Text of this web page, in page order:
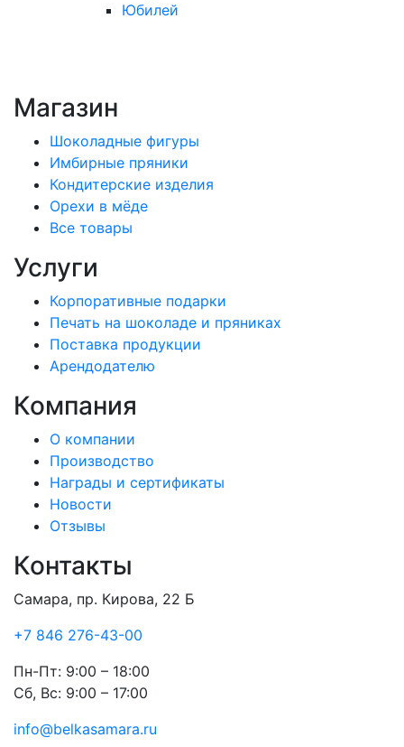
Юбилей
Магазин
Шоколадные фигуры
Имбирные пряники
Кондитерские изделия
Орехи в мёде
Все товары
Услуги
Корпоративные подарки
Печать на шоколаде и пряниках
Поставка продукции
Арендодателю
Компания
О компании
Производство
Награды и сертификаты
Новости
Отзывы
Контакты
Самара, пр. Кирова, 22 Б
+7 846 276-43-00
Пн-Пт: 9:00 – 18:00
Сб, Вс: 9:00 – 17:00
info@belkasamara.ru